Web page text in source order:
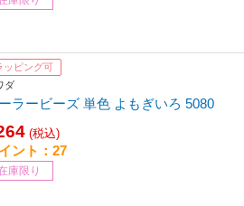
ッピング可
ダ
ラービーズ 単色 よもぎいろ 5080
(税込)
ント：27
庫限り